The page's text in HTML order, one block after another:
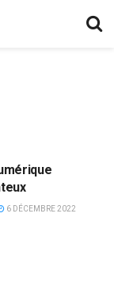
6 DÉCEMBRE 2022